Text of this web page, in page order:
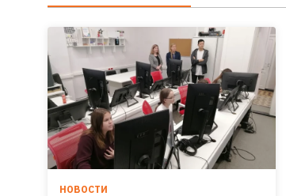
НОВОСТИ